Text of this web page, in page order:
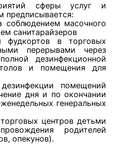
сферы услуг и
предписывается:
соблюдением масочного
санитарайзеров
фудкортов в торговых
перерывами через
дезинфекционной
и помещения для
помещений
дня и по окончании
генеральных
центров детьми
родителей
опекунов).